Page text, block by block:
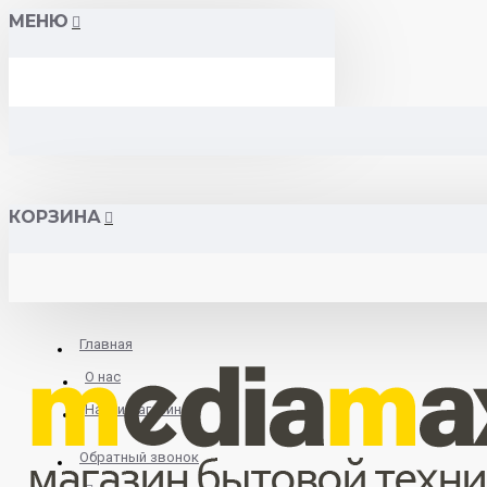
МЕНЮ
КОРЗИНА
Главная
О нас
Найти магазин
Обратный звонок